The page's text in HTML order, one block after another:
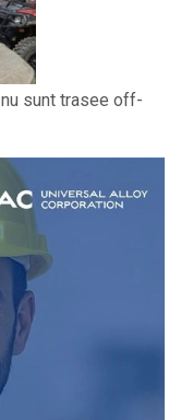
sunt trasee off-